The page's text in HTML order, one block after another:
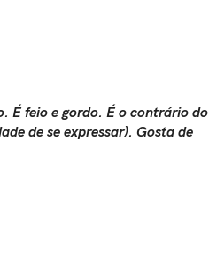
É feio e gordo. É o contrário do
de se expressar). Gosta de